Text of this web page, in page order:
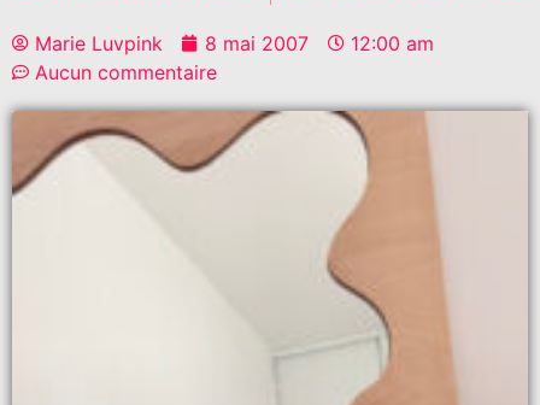
Marie Luvpink 8 mai 2007
12:00 am
Aucun commentaire